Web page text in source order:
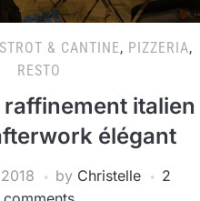
& CANTINE, PIZZERIA,
RESTO
raffinement italien
élégant
by Christelle
2